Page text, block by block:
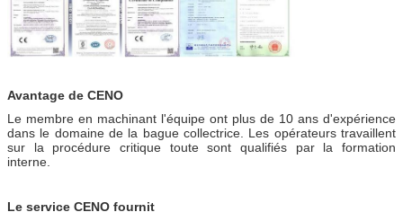
Avantage de CENO
Le membre en machinant l'équipe ont plus de 10 ans d'expérience
dans le domaine de la bague collectrice. Les opérateurs travaillent
sur la procédure critique toute sont qualifiés par la formation
interne.
Le service CENO fournit